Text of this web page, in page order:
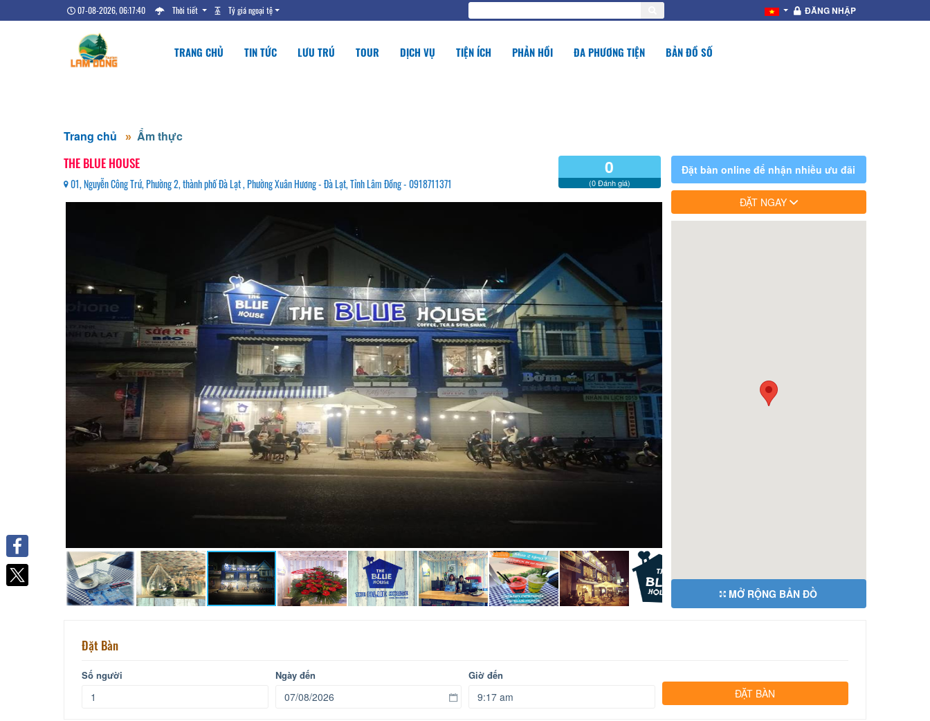
07-08-2026, 06:17:40 Thời tiết Tỷ giá ngoại tệ ĐĂNG NHẬP
TRANG CHỦ TIN TỨC LƯU TRÚ TOUR DỊCH VỤ TIỆN ÍCH PHẢN HỒI ĐA PHƯƠNG TIỆN BẢN ĐỒ SỐ
Trang chủ Ẩm thực
THE BLUE HOUSE
01, Nguyễn Công Trứ, Phường 2, thành phố Đà Lạt , Phường Xuân Hương - Đà Lạt, Tỉnh Lâm Đồng - 0918711371
0
(0 Đánh giá)
Đặt bàn online để nhận nhiều ưu đãi
ĐẶT NGAY
MỞ RỘNG BẢN ĐỒ
Đặt Bàn
Số người Ngày đến Giờ đến
Facebook